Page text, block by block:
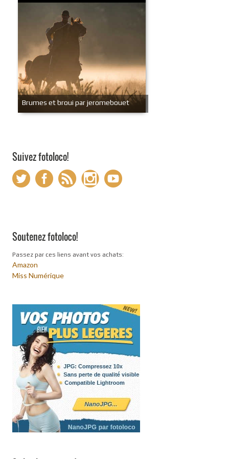
Brumes et broui par jeromebouet
Suivez fotoloco!
Soutenez fotoloco!
Passez par ces liens avant vos achats:
Amazon
Miss Numérique